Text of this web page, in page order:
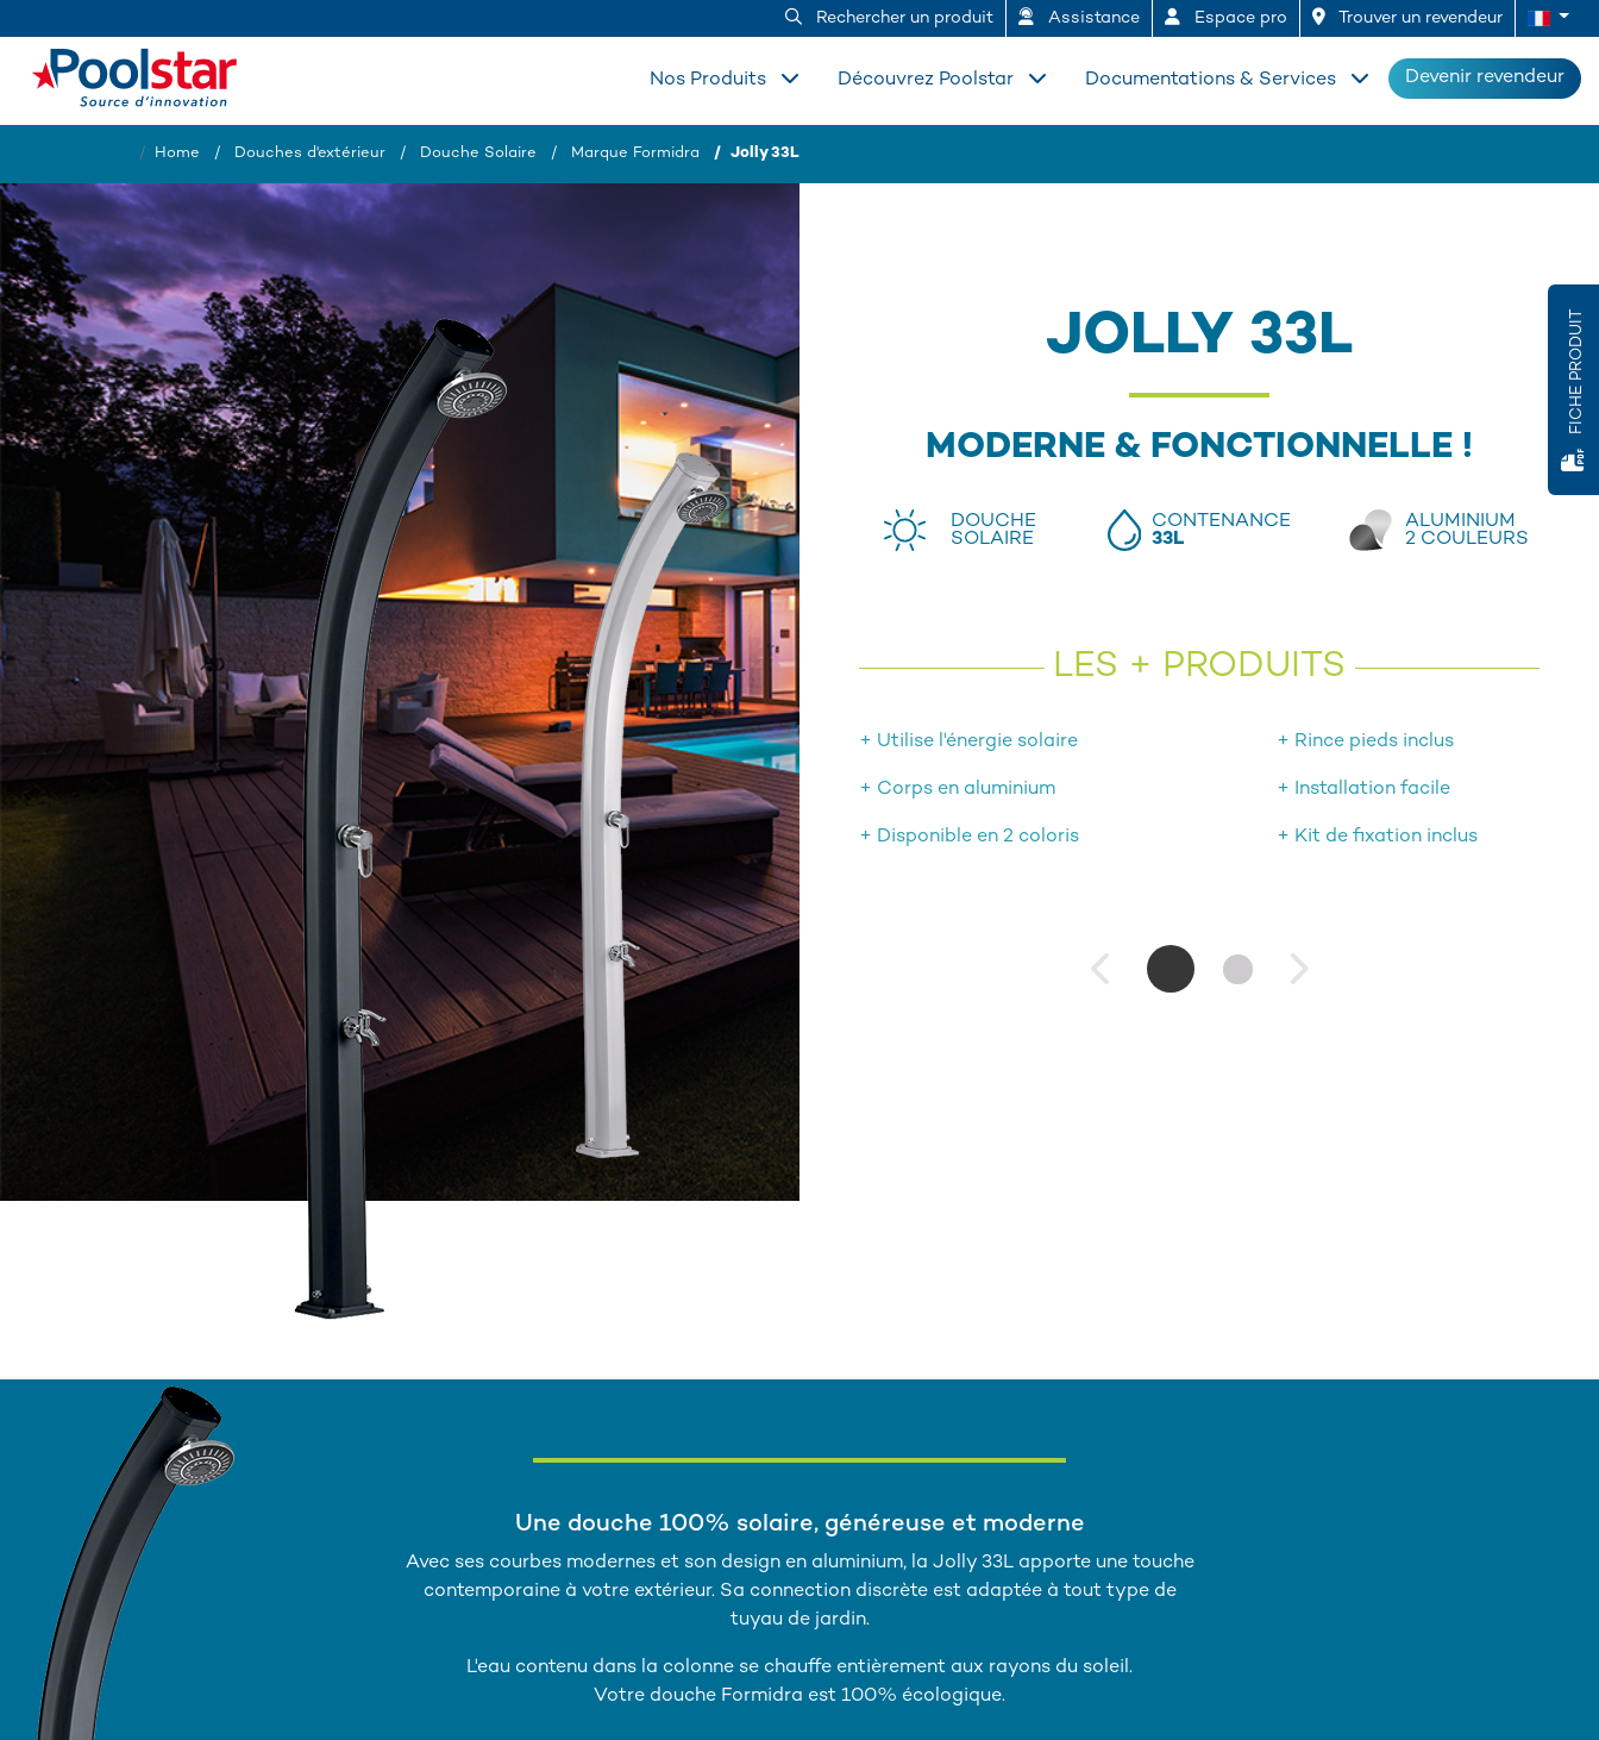
Rechercher un produit Assistance Espace pro Trouver un revendeur
Devenir revendeur
Documentations & Services
Découvrez Poolstar
Nos Produits
Home Douches d'extérieur Douche Solaire Marque Formidra Jolly 33L
JOLLY 33L
MODERNE & FONCTIONNELLE !
DOUCHE
SOLAIRE
CONTENANCE
33L
ALUMINIUM
2 COULEURS
LES + PRODUITS
+ Utilise l'énergie solaire
+ Corps en aluminium
+ Disponible en 2 coloris
+ Rince pieds inclus
+ Installation facile
+ Kit de fixation inclus
Une douche 100% solaire, généreuse et moderne
Avec ses courbes modernes et son design en aluminium, la Jolly 33L apporte une touche
contemporaine à votre extérieur. Sa connection discrète est adaptée à tout type de
tuyau de jardin.
L'eau contenu dans la colonne se chauffe entièrement aux rayons du soleil.
Votre douche Formidra est 100% écologique.
FICHE PRODUIT